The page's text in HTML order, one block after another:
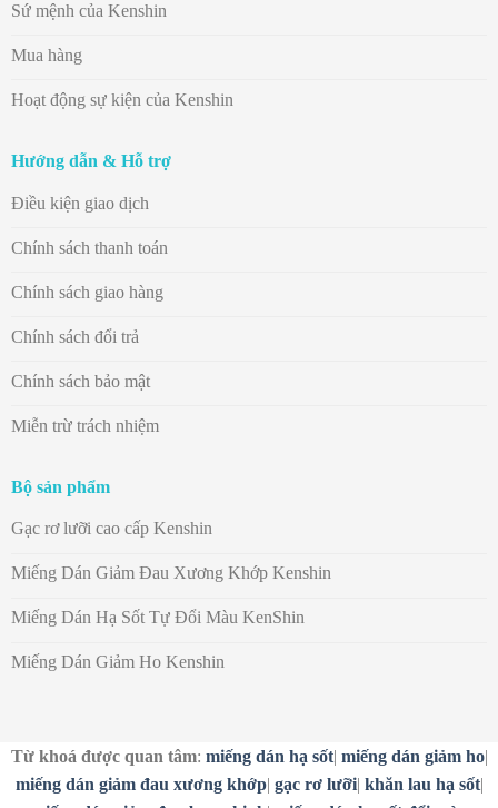
Sứ mệnh của Kenshin
Mua hàng
Hoạt động sự kiện của Kenshin
Hướng dẫn & Hỗ trợ
Điều kiện giao dịch
Chính sách thanh toán
Chính sách giao hàng
Chính sách đổi trả
Chính sách bảo mật
Miễn trừ trách nhiệm
Bộ sản phẩm
Gạc rơ lưỡi cao cấp Kenshin
Miếng Dán Giảm Đau Xương Khớp Kenshin
Miếng Dán Hạ Sốt Tự Đổi Màu KenShin
Miếng Dán Giảm Ho Kenshin
Từ khoá được quan tâm: miếng dán hạ sốt| miếng dán giảm ho|
miếng dán giảm đau xương khớp| gạc rơ lưỡi| khăn lau hạ sốt|